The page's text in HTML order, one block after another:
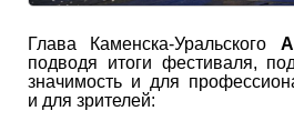
Глава Каменска-Уральского
подводя итоги фестиваля,
значимость и для
и для зрителей: